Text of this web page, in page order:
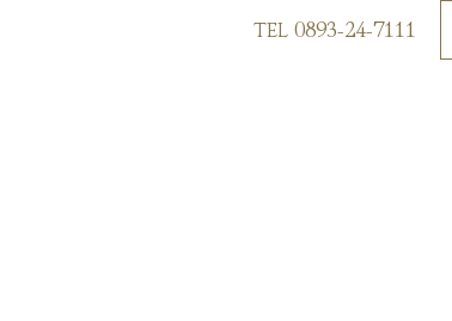
TEL 0893-24-7111